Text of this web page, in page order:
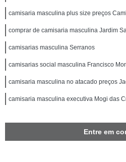
camisaria masculina plus size preços
comprar de camisaria masculina Jardim
camisarias masculina Serranos
camisarias social masculina Francisco
camisaria masculina no atacado preços
camisaria masculina executiva Mogi das
Entre em